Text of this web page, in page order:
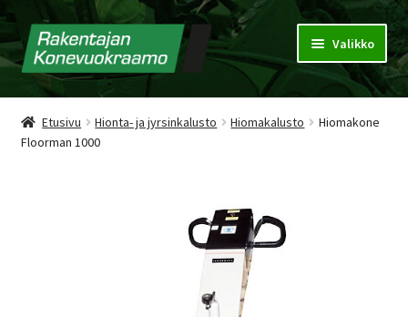
Valikko
Konevuokraamo
Vuokrausehdot
Etusivu Hionta- ja jyrsinkalusto Hiomakalusto
Hiomakone
Floorman 1000